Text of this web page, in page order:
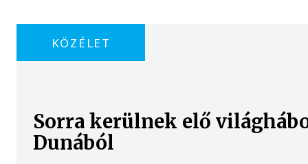
KÖZÉLET
Sorra kerülnek elő
Dunából